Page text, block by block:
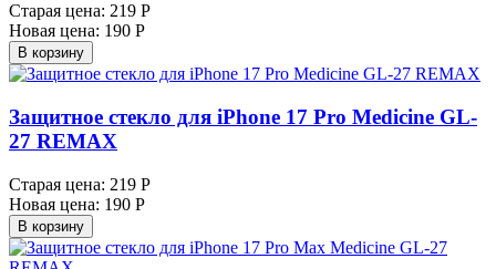
Старая цена: 219 Р
Новая цена: 190 Р
В корзину
Защитное стекло для iPhone 17 Pro Medicine GL-
27 REMAX
Старая цена: 219 Р
Новая цена: 190 Р
В корзину